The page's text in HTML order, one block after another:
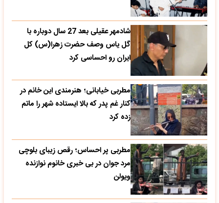
شادمهر عقیلی بعد 27 سال دوباره با
گل یاس وصف حضرت زهرا(س) کل
ایران رو احساسی کرد
مطربی خیابانی؛ هنرمندی این خانم در
کنار غم پدر که بالا ایستاده شهر را ماتم
زده کرد
مطربی پر احساس؛ رقص زیبای بلوچی
مرد جوان در بی خبری خانوم نوازنده
ویولن